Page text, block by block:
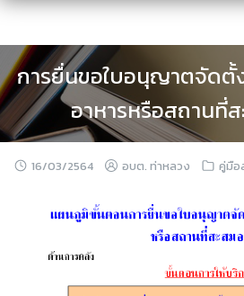
Skip
content
การยื่นขอใบอนุญาตจัดตั้
อาหารหรือสถานที่
16/03/2564 อบต. ท่าหลวง คู่มือ